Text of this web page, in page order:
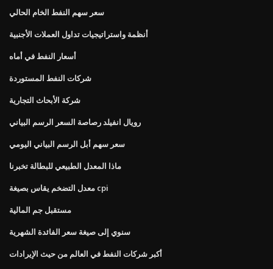
سعر سهم النفط الخام الحالي
أنظمة واستراتيجيات تداول العملات الأجنبية
أسعار النفط في أماه
شركات النفط المستوردة
شركة الأبحاث التجارية
رويال انفيلد رصاصة السعر الرسم البياني
سعر سهم أبل الرسم البياني اليومي
ماذا المعدل الطبيعي للبطالة تخبرنا
معدل التضخم يقاس بصيغة cpi
مستقبل جم المالية
سنوي إلى صيغة سعر الفائدة الشهرية
أكبر شركات النفط في العالم من حيث الإيرادات